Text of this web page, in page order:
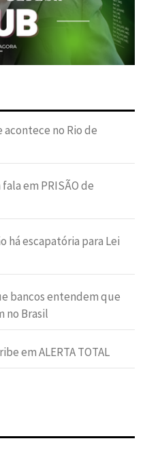
acontece no Rio de
em PRISÃO de
há escapatória para Lei
bancos entendem que
no Brasil
em ALERTA TOTAL